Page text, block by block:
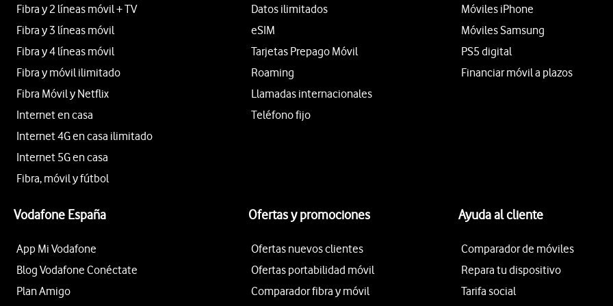
Fibra y 2 líneas móvil + TV
Fibra y 3 líneas móvil
Fibra y 4 líneas móvil
Fibra y móvil ilimitado
Fibra Móvil y Netflix
Internet en casa
Internet 4G en casa ilimitado
Internet 5G en casa
Fibra, móvil y fútbol
Datos ilimitados
eSIM
Tarjetas Prepago Móvil
Roaming
Llamadas internacionales
Teléfono fijo
Móviles iPhone
Móviles Samsung
PS5 digital
Financiar móvil a plazos
Vodafone España
App Mi Vodafone
Blog Vodafone Conéctate
Plan Amigo
Ofertas y promociones
Ofertas nuevos clientes
Ofertas portabilidad móvil
Comparador fibra y móvil
Ayuda al cliente
Comparador de móviles
Repara tu dispositivo
Tarifa social